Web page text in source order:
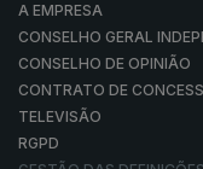
A EMPRESA
CONSELHO GERAL
CONSELHO DE OPINIÃO
CONTRATO DE
TELEVISÃO
RGPD